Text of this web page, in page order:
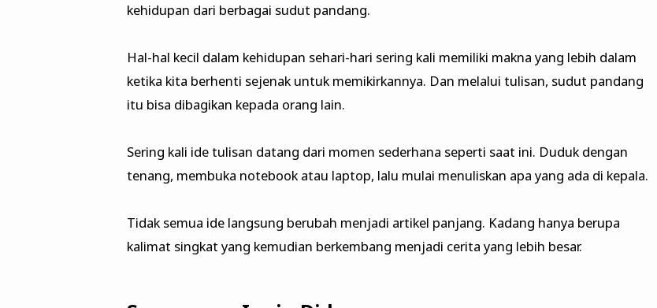
kehidupan dari berbagai sudut pandang.
Hal-hal kecil dalam kehidupan sehari-hari sering kali memiliki makna yang lebih dalam
ketika kita berhenti sejenak untuk memikirkannya. Dan melalui tulisan, sudut pandang
itu bisa dibagikan kepada orang lain.
Sering kali ide tulisan datang dari momen sederhana seperti saat ini. Duduk dengan
tenang, membuka notebook atau laptop, lalu mulai menuliskan apa yang ada di kepala.
Tidak semua ide langsung berubah menjadi artikel panjang. Kadang hanya berupa
kalimat singkat yang kemudian berkembang menjadi cerita yang lebih besar.